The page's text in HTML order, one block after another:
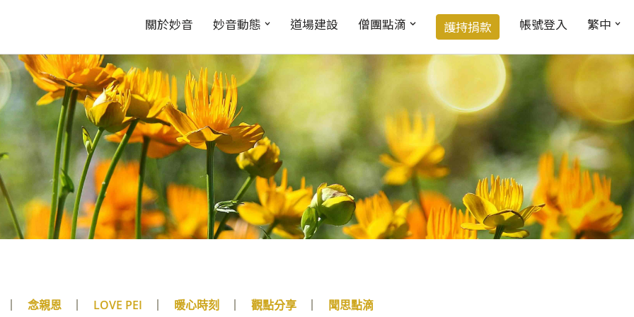
關於妙音 妙音動態 道場建設 僧團點滴 護持捐款 帳號登入 繁中
念親恩 LOVE PEI 暖心時刻 觀點分享 聞思點滴